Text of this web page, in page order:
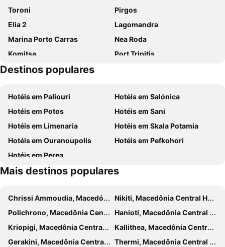
Toroni
Pirgos
Elia 2
Lagomandra
Marina Porto Carras
Nea Roda
Komitsa
Port Tripitis
Kakoudia
Summer KoZi
Dimotiki 1 - Camping Ierissos
Agios Georgios
Traditional Settlement of Karyes
Kalamitsi
Gourgourou
New Kerdyllia
Chalkidiki deutero podi
Stratoni
Paralia Vrasnon & Neon Vrasnon
Destinos populares
Hotéis em Paliouri
Hotéis em Salónica
Hotéis em Potos
Hotéis em Sani
Hotéis em Limenaria
Hotéis em Skala Potamia
Hotéis em Ouranoupolis
Hotéis em Pefkohori
Hotéis em Perea
Mais destinos populares
Chrissi Ammoudia, Macedónia Oriental e Trácia Hotéis
Nikiti, Macedônia Central Hotéis
Polichrono, Macedônia Central Hotéis
Hanioti, Macedônia Central Hotéis
Kriopigi, Macedônia Central Hotéis
Kallithea, Macedônia Central Hotéis
Gerakini, Macedônia Central Hotéis
Thermi, Macedônia Central Hotéis